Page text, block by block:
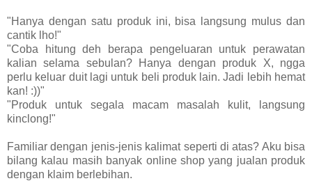
"Hanya dengan satu produk ini, bisa langsung mulus dan
cantik lho!"
"Coba hitung deh berapa pengeluaran untuk perawatan
kalian selama sebulan? Hanya dengan produk X, ngga
perlu keluar duit lagi untuk beli produk lain. Jadi lebih hemat
kan! :))"
"Produk untuk segala macam masalah kulit, langsung
kinclong!"
Familiar dengan jenis-jenis kalimat seperti di atas? Aku bisa
bilang kalau masih banyak online shop yang jualan produk
dengan klaim berlebihan.